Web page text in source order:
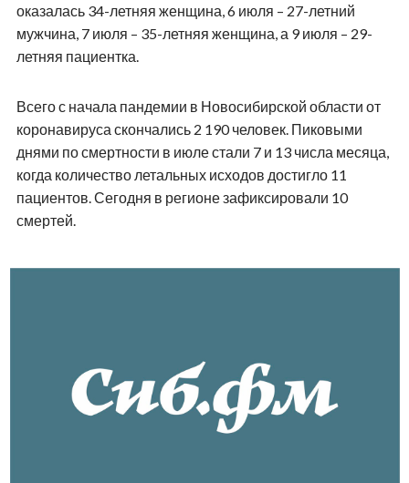
оказалась 34-летняя женщина, 6 июля – 27-летний
мужчина, 7 июля – 35-летняя женщина, а 9 июля – 29-
летняя пациентка.
Всего с начала пандемии в Новосибирской области от
коронавируса скончались 2 190 человек. Пиковыми
днями по смертности в июле стали 7 и 13 числа месяца,
когда количество летальных исходов достигло 11
пациентов. Сегодня в регионе зафиксировали 10
смертей.